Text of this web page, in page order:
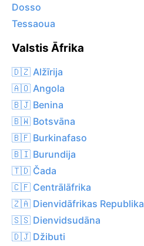
Dosso
Tessaoua
Valstis Āfrika
🇩🇿 Alžīrija
🇦🇴 Angola
🇧🇯 Benina
🇧🇼 Botsvāna
🇧🇫 Burkinafaso
🇧🇮 Burundija
🇹🇩 Čada
🇨🇫 Centrālāfrika
🇿🇦 Dienvidāfrikas Republika
🇸🇸 Dienvidsudāna
🇩🇯 Džibuti